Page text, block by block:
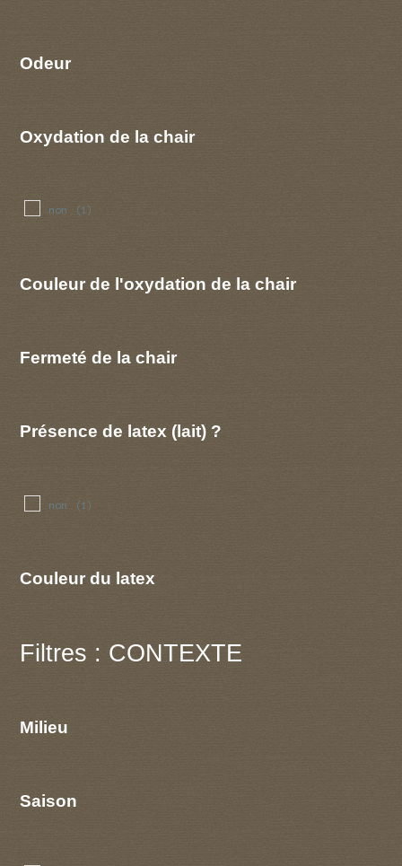
Odeur
Oxydation de la chair
non (1)
Couleur de l'oxydation de la chair
Fermeté de la chair
Présence de latex (lait) ?
non (1)
Couleur du latex
Filtres : CONTEXTE
Milieu
Saison